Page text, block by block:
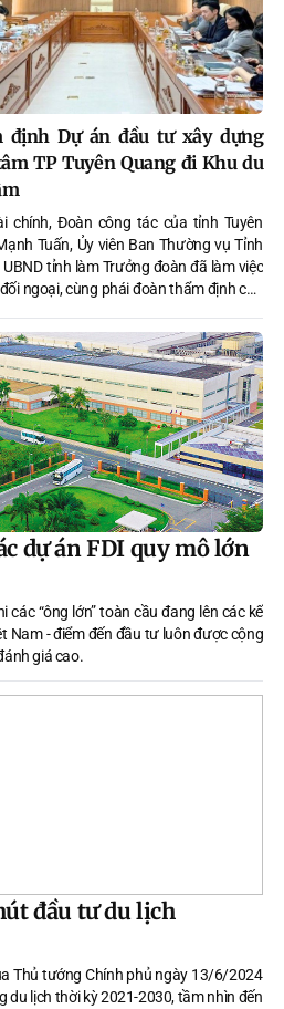
định Dự án đầu tư xây dựng
TP Tuyên Quang đi Khu du
chính, Đoàn công tác của tỉnh Tuyên
Tuấn, Ủy viên Ban Thường vụ Tỉnh
tỉnh làm Trưởng đoàn đã làm việc
ngoại, cùng phái đoàn thẩm định của
Quang đi khu du lịch Suối khoáng
định dự án.
dự án FDI quy mô lớn
các “ông lớn” toàn cầu đang lên các kế
Nam - điểm đến đầu tư luôn được cộng
giá cao.
đầu tư du lịch
Thủ tướng Chính phủ ngày 13/6/2024
du lịch thời kỳ 2021-2030, tầm nhìn đến